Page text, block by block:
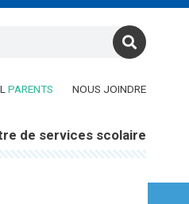
UNE NOUVELLE FENÊTRE)
PARENTS (CE LIEN OUVRE DANS UNE
NOUS JOINDRE
de services scolaire